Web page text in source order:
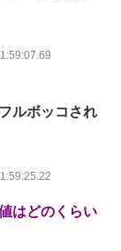
ルボッコされ
はどのくらい